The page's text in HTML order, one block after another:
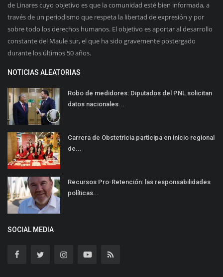
de Linares cuyo objetivo es que la comunidad esté bien informada, a
través de un periodismo que respeta la libertad de expresión y por
sobre todo los derechos humanos. El objetivo es aportar al desarrollo
constante del Maule sur, el que ha sido gravemente postergado
durante los últimos 50 años.
NOTICIAS ALEATORIAS
Robo de medidores: Diputados del PNL solicitan
datos nacionales...
Carrera de Obstetricia participa en inicio regional
de...
Recursos Pro-Retención: las responsabilidades
políticas...
SOCIAL MEDIA